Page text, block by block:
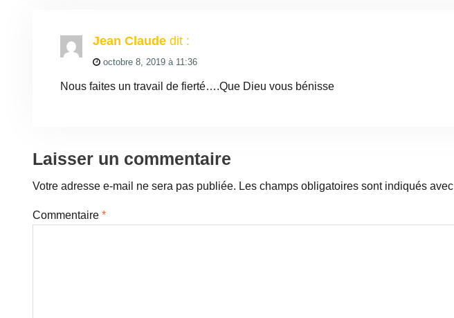
Jean Claude dit :
octobre 8, 2019 à 11:36
Nous faites un travail de fierté….Que Dieu vous bénisse
Laisser un commentaire
Votre adresse e-mail ne sera pas publiée. Les champs obligatoires sont indiqués avec
Commentaire *